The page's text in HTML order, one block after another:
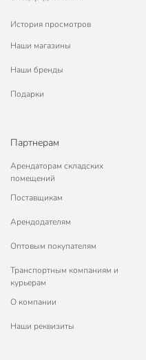
История просмотров
Наши магазины
Наши бренды
Подарки
Партнерам
Арендаторам складских
помещений
Поставщикам
Арендодателям
Оптовым покупателям
Транспортным компаниям и
курьерам
О компании
Наши реквизиты